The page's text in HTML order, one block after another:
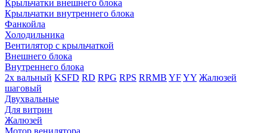
Крыльчатки внешнего блока
Крыльчатки внутреннего блока
Фанкойла
Холодильника
Вентилятор с крыльчаткой
Внешнего блока
Внутреннего блока
2х вальный KSFD RD RPG RPS RRMB YFYY Жалюзей
шаговый
Двухвальные
Для витрин
Жалюзей
Мотор венилятора